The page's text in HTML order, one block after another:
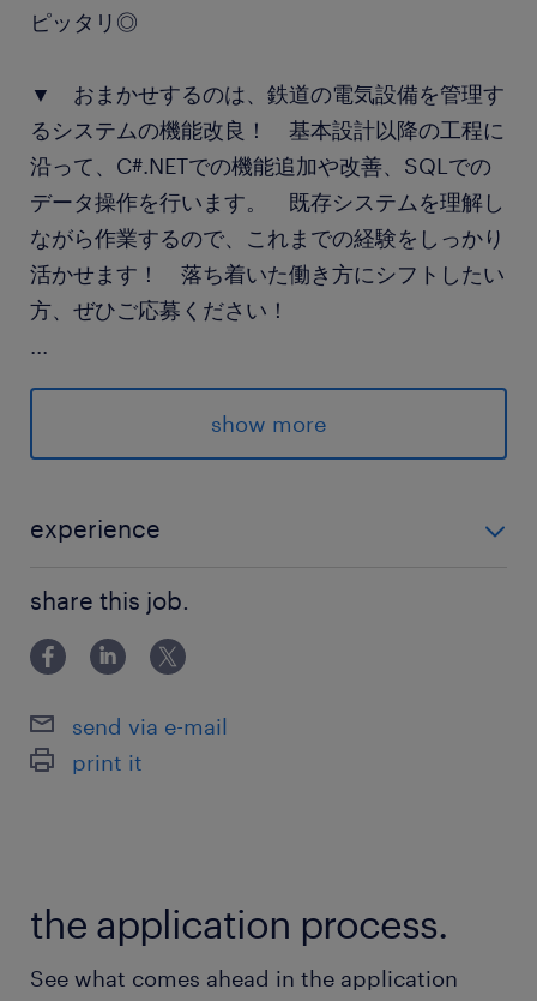
ピッタリ◎
▼ おまかせするのは、鉄道の電気設備を管理す
るシステムの機能改良！ 基本設計以降の工程に
沿って、C#.NETでの機能追加や改善、SQLでの
データ操作を行います。 既存システムを理解し
ながら作業するので、これまでの経験をしっかり
活かせます！ 落ち着いた働き方にシフトしたい
方、ぜひご応募ください！
...
派遣先の特徴
★開発
★交通費支給
★残業代支給
最寄駅
中洲川端駅
祇園(福岡県)駅
土日祝休み（完全週休2日制）
就業時間
show more
experience
★C#.NETでの開発経験がある方
share this job.
send via e-mail
print it
the application process.
See what comes ahead in the application